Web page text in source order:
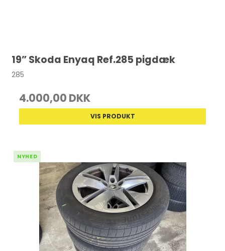
19” Skoda Enyaq Ref.285 pigdæk
285
4.000,00 DKK
VIS PRODUKT
NYHED